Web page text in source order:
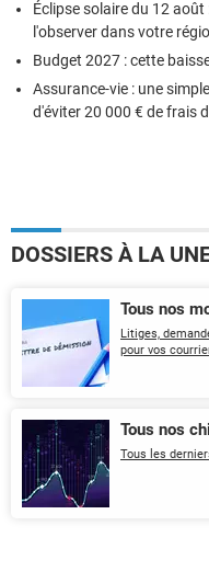
Éclipse solaire du 12
l'observer dans votre
Budget 2027 : cette
Assurance-vie : une
d'éviter 20 000 € de frais
DOSSIERS À LA
Tous nos
Litiges,
pour vos
Tous nos
Tous les